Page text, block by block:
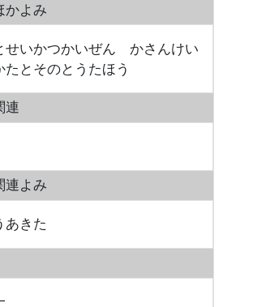
かよみ
せいかつかいぜん かさんけい
たとそのとうたほう
連
連よみ
あきた